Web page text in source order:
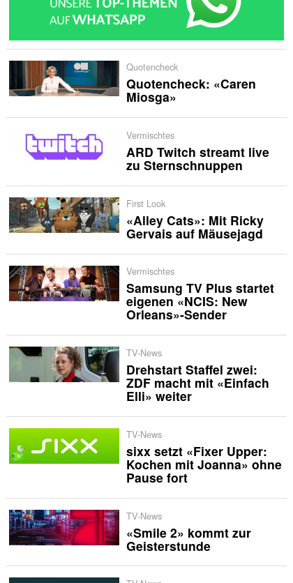
Quotencheck
Quotencheck: «Caren
Miosga»
Vermischtes
ARD Twitch streamt live
zu Sternschnuppen
First Look
«Alley Cats»: Mit Ricky
Gervais auf Mäusejagd
Vermischtes
Samsung TV Plus startet
eigenen «NCIS: New
Orleans»-Sender
TV-News
Drehstart Staffel zwei:
ZDF macht mit «Einfach
Elli» weiter
TV-News
sixx setzt «Fixer Upper:
Kochen mit Joanna» ohne
Pause fort
TV-News
«Smile 2» kommt zur
Geisterstunde